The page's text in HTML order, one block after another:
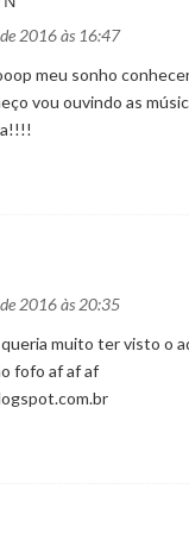
2016 às 16:47
meu sonho
vou ouvindo as
2016 às 20:35
muito ter visto o
fofo af af af